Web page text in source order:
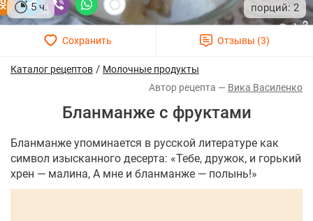
5 ч. 2
Каталог рецептов / Молочные продукты
Вика Василенко
Бланманже с фруктами
Бланманже упоминается в русской литературе как
символ изысканного десерта: «Тебе, дружок, и горький
хрен — малина, А мне и бланманже — полынь!»